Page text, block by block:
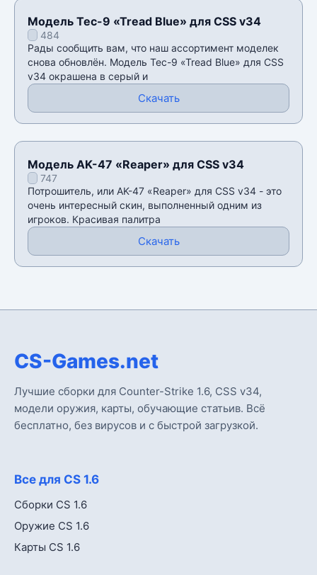
Модель Tec-9 «Tread Blue» для CSS v34
484
Рады сообщить вам, что наш ассортимент моделек
снова обновлён. Модель Tec-9 «Tread Blue» для CSS
v34 окрашена в серый и
Скачать
Модель AK-47 «Reaper» для CSS v34
747
Потрошитель, или AK-47 «Reaper» для CSS v34 - это
очень интересный скин, выполненный одним из
игроков. Красивая палитра
Скачать
CS-Games.net
Лучшие сборки для Counter-Strike 1.6, CSS v34,
модели оружия, карты, обучающие статьив. Всё
бесплатно, без вирусов и с быстрой загрузкой.
Все для CS 1.6
Сборки CS 1.6
Оружие CS 1.6
Карты CS 1.6